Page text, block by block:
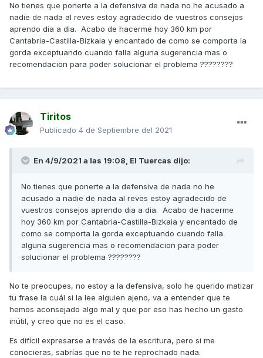
No tienes que ponerte a la defensiva de nada no he acusado a
nadie de nada al reves estoy agradecido de vuestros consejos
aprendo dia a dia. Acabo de hacerme hoy 360 km por
Cantabria-Castilla-Bizkaia y encantado de como se comporta la
gorda exceptuando cuando falla alguna sugerencia mas o
recomendacion para poder solucionar el problema ????????
Tiritos
Publicado 4 de Septiembre del 2021
En 4/9/2021 a las 19:08, El Tuercas dijo:
No tienes que ponerte a la defensiva de nada no he
acusado a nadie de nada al reves estoy agradecido de
vuestros consejos aprendo dia a dia. Acabo de hacerme
hoy 360 km por Cantabria-Castilla-Bizkaia y encantado de
como se comporta la gorda exceptuando cuando falla
alguna sugerencia mas o recomendacion para poder
solucionar el problema ????????
No te preocupes, no estoy a la defensiva, solo he querido matizar
tu frase la cuál si la lee alguien ajeno, va a entender que te
hemos aconsejado algo mal y que por eso has hecho un gasto
inútil, y creo que no es el caso.
Es difícil expresarse a través de la escritura, pero si me
conocieras, sabrías que no te he reprochado nada.